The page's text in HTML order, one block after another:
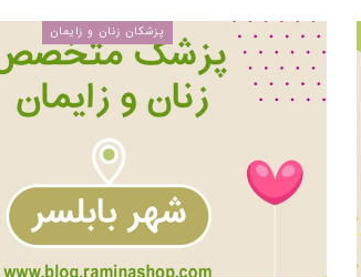
پزشکان زنان و زایمان